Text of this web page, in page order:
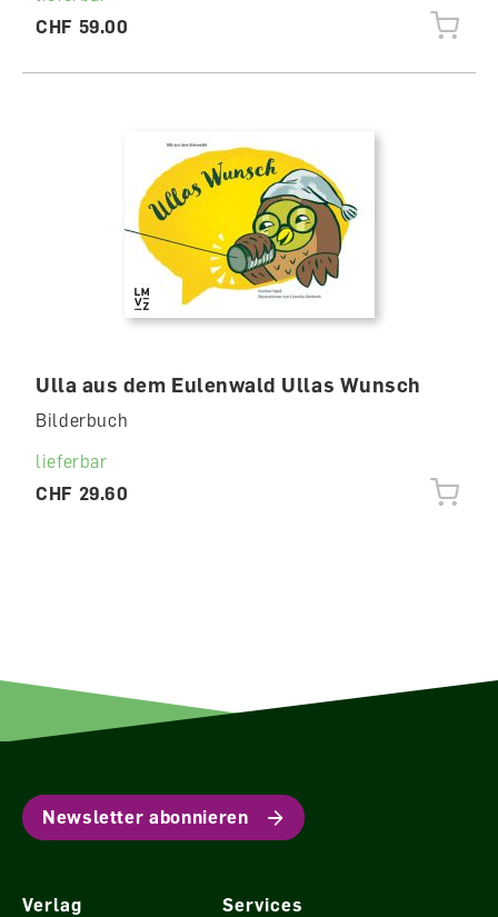
CHF 59.00
Ulla aus dem Eulenwald Ullas Wunsch
Bilderbuch
lieferbar
CHF 29.60
Newsletter abonnieren
Verlag
Services